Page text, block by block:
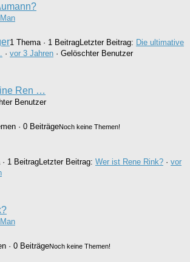
1 Thema · 1 BeitragLetzter Beitrag: Die ultimative
· vor 3 Jahren · Gelöschter Benutzer
Ren …
Benutzer
· 0 BeiträgeNoch keine Themen!
1 BeitragLetzter Beitrag: Wer ist Rene Rink? · vor
· 0 BeiträgeNoch keine Themen!